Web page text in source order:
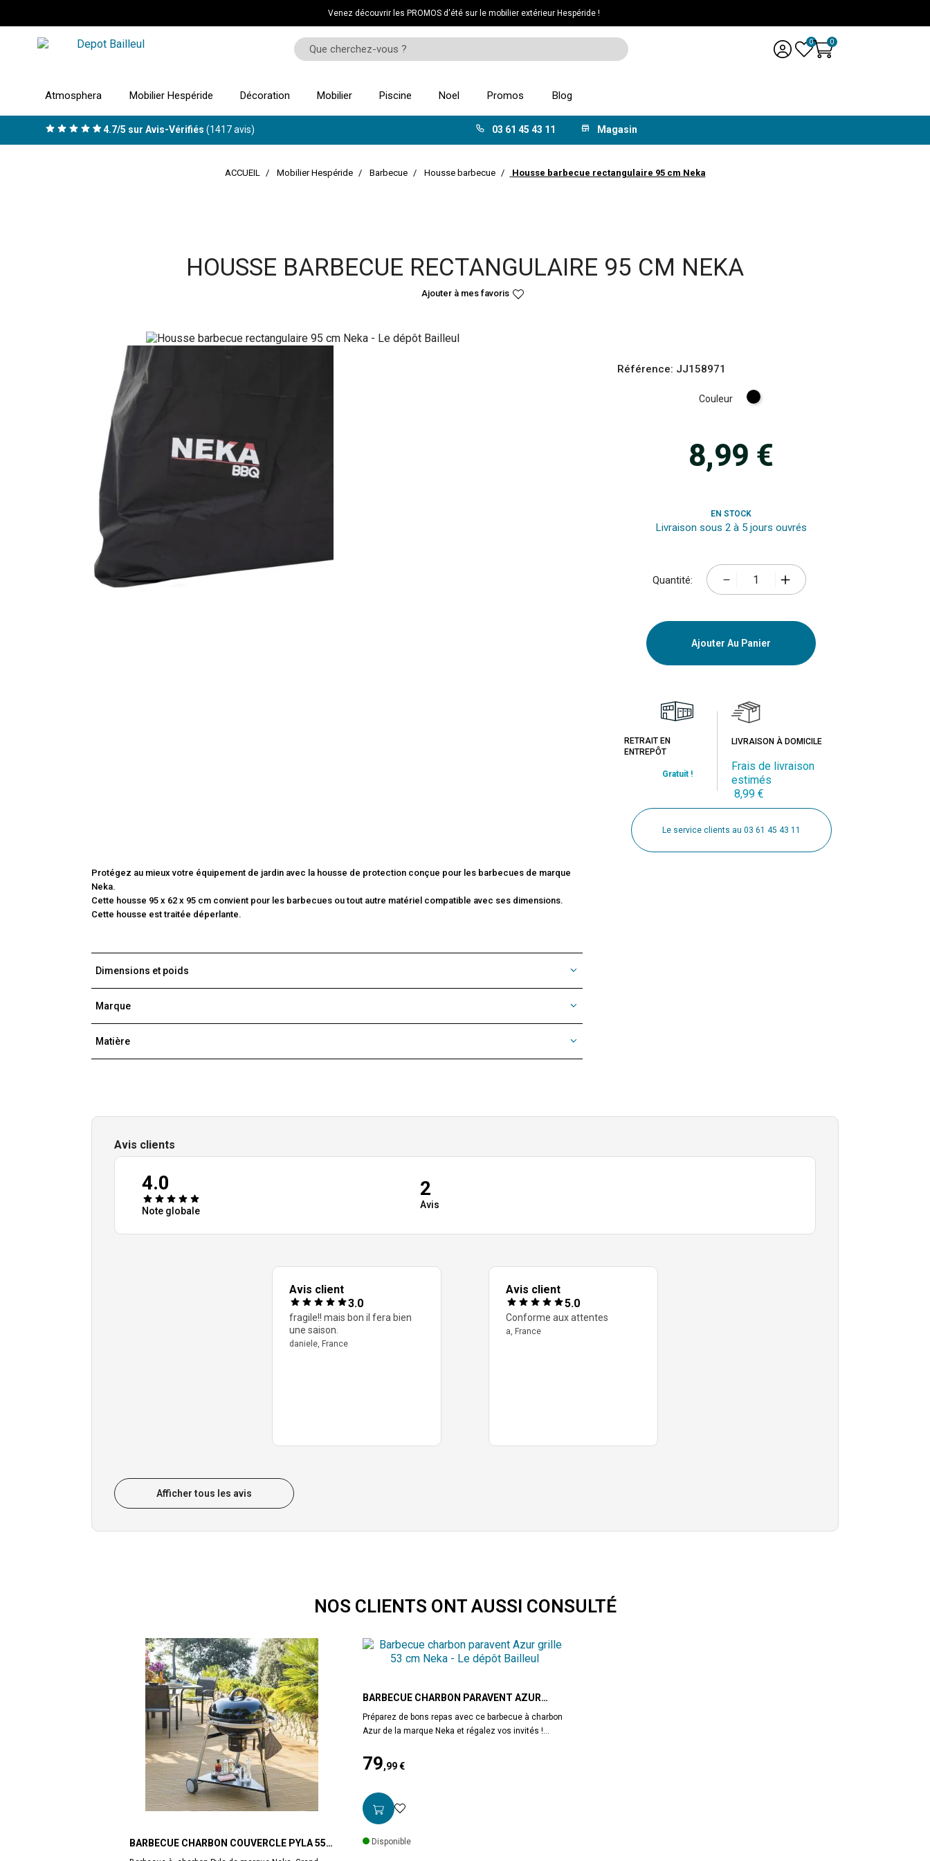
Venez découvrir les PROMOS d'été sur le mobilier extérieur Hespéride !
0 0
Atmosphera Mobilier Hespéride Décoration Mobilier Piscine Noel Promos Blog
4.7/5 sur Avis-Vérifiés (1417 avis) 03 61 45 43 11 Magasin
ACCUEIL Mobilier Hespéride Barbecue Housse barbecue Housse barbecue rectangulaire 95 cm Neka
HOUSSE BARBECUE RECTANGULAIRE 95 CM NEKA
Protégez au mieux votre équipement de jardin avec la housse de protection conçue pour les barbecues de marque
Neka.
Cette housse 95 x 62 x 95 cm convient pour les barbecues ou tout autre matériel compatible avec ses dimensions.
Cette housse est traitée déperlante.
Dimensions et poids
Marque
Matière
Référence: JJ158971
Couleur
Noir
8,99 €
EN STOCK
Livraison sous 2 à 5 jours ouvrés
Quantité:
Ajouter Au Panier
RETRAIT EN
ENTREPÔT
Gratuit !
LIVRAISON À DOMICILE
Frais de livraison
estimés
8,99 €
Le service clients au 03 61 45 43 11
Avis clients
4.0
Note globale
2
Avis
Avis client
3.0
fragile!! mais bon il fera bien
une saison.
daniele, France
Avis client
5.0
Conforme aux attentes
a, France
Afficher tous les avis
NOS CLIENTS ONT AUSSI CONSULTÉ
BARBECUE CHARBON COUVERCLE PYLA 55
CM NEKA
BARBECUE CHARBON PARAVENT AZUR
GRILLE 53 CM NEKA
Préparez de bons repas avec ce barbecue à charbon
Azur de la marque Neka et régalez vos invités !
faciliter le déplacement + 1 poignée pour accrocher
des ustensiles + plateforme au niveau inférieur pour
niveaux et s'étend sur 53 x 38 cm. Housse
compatible (réf JJ158971) vendue séparément.
Garantie 2 ans par le fabricant. A monter soi-
même.En acier. Coloris noir. Dimensions 77x42 cm,
79,99 €
Disponible